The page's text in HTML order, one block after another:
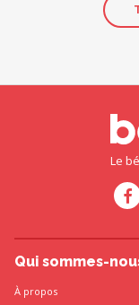
Le
Qui sommes-
À propos